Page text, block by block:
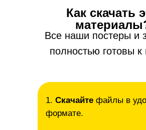
Как скачать
1. Скачайте файлы в
формате.
Все наши постеры и
полностью готовы к